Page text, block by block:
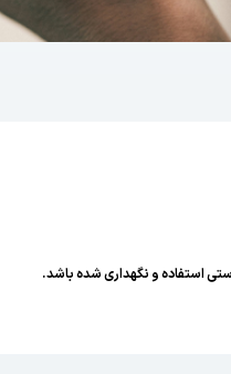
استفاده و نگهداری شده باشد.